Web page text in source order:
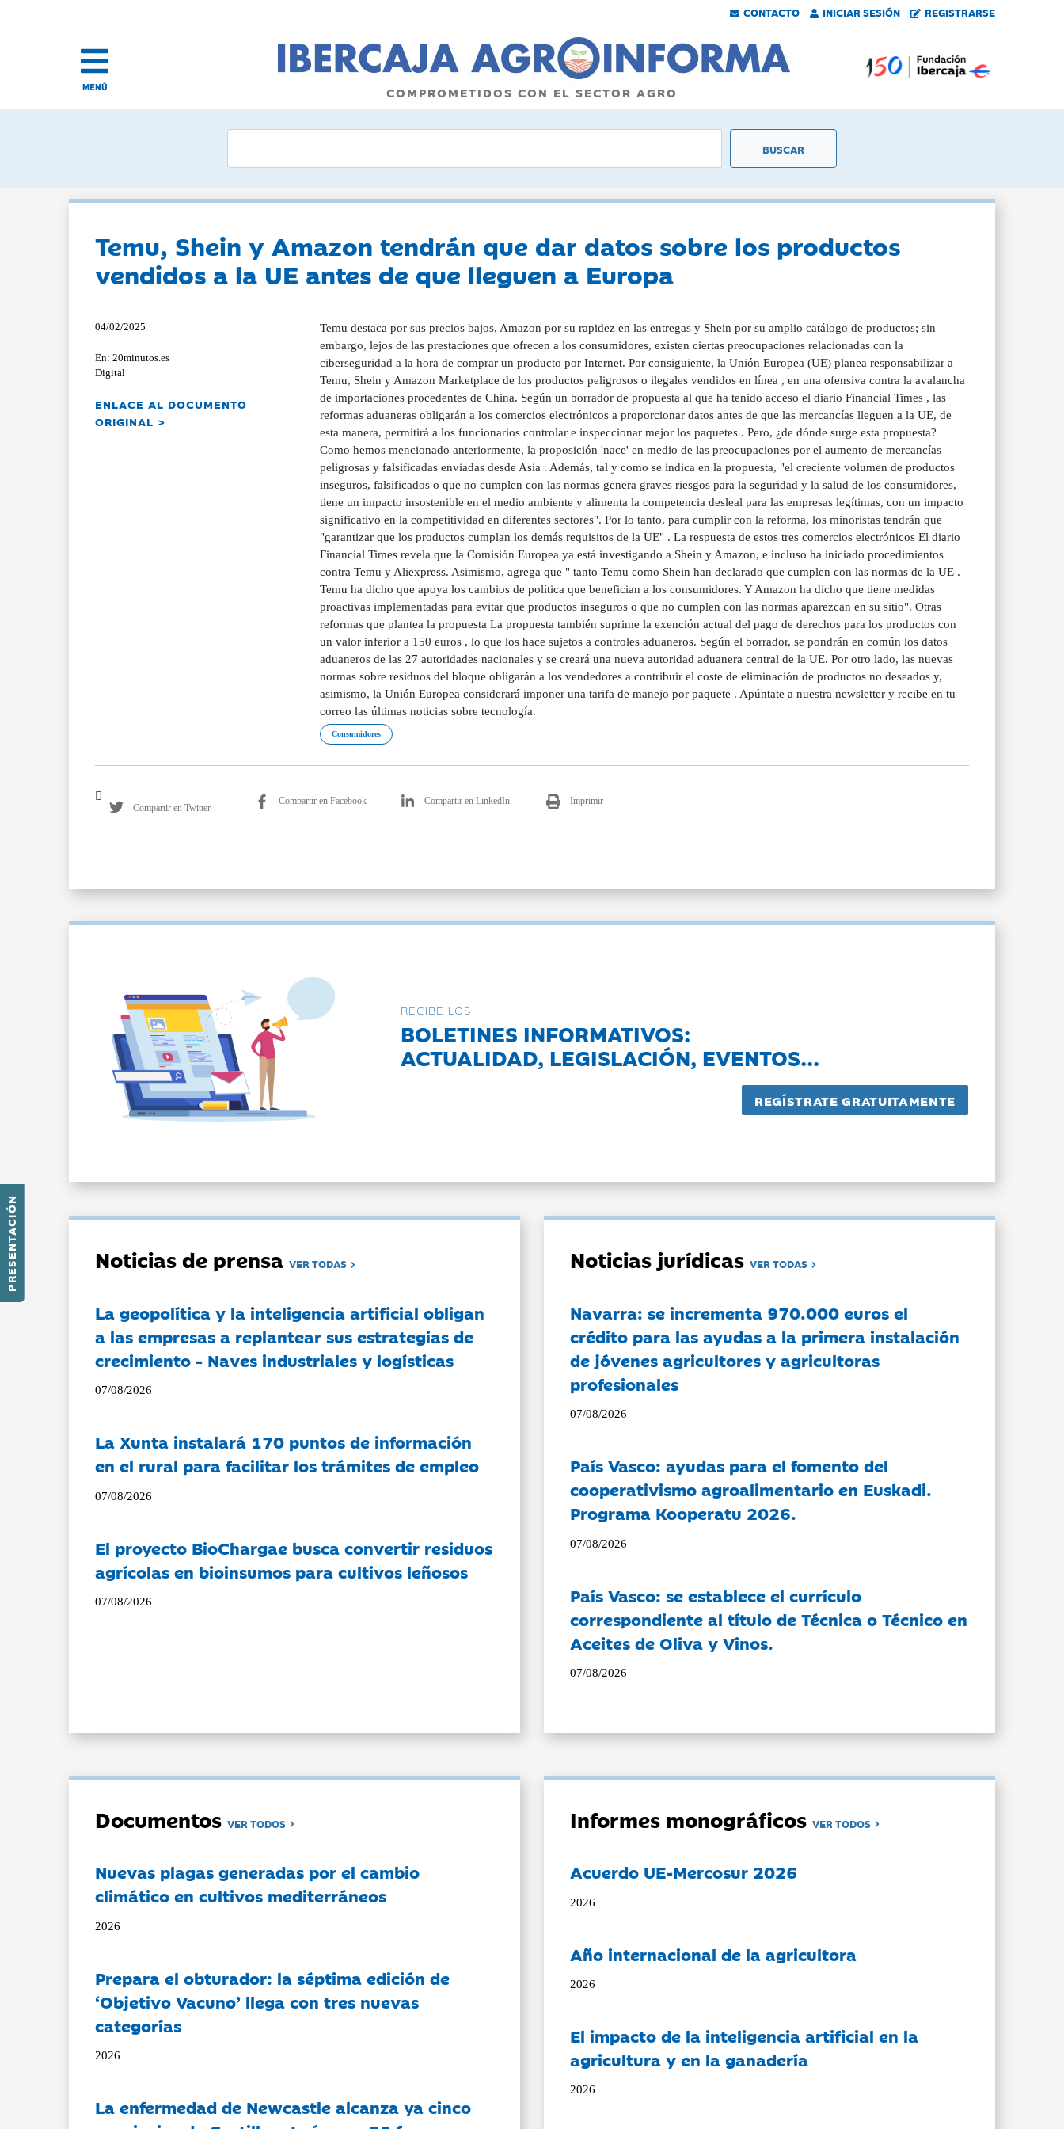
CONTACTO INICIAR SESIÓN REGISTRARSE
PRESENTACIÓN
MENÚ COMPROMETIDOS CON EL SECTOR AGRO
Temu, Shein y Amazon tendrán que dar datos sobre los productos
vendidos a la UE antes de que lleguen a Europa
04/02/2025
En: 20minutos.es
Digital
ENLACE AL DOCUMENTO
ORIGINAL >
Temu destaca por sus precios bajos, Amazon por su rapidez en las entregas y Shein por su amplio catálogo de productos; sin
embargo, lejos de las prestaciones que ofrecen a los consumidores, existen ciertas preocupaciones relacionadas con la
ciberseguridad a la hora de comprar un producto por Internet. Por consiguiente, la Unión Europea (UE) planea responsabilizar a
Temu, Shein y Amazon Marketplace de los productos peligrosos o ilegales vendidos en línea , en una ofensiva contra la avalancha
de importaciones procedentes de China. Según un borrador de propuesta al que ha tenido acceso el diario Financial Times , las
reformas aduaneras obligarán a los comercios electrónicos a proporcionar datos antes de que las mercancías lleguen a la UE, de
esta manera, permitirá a los funcionarios controlar e inspeccionar mejor los paquetes . Pero, ¿de dónde surge esta propuesta?
Como hemos mencionado anteriormente, la proposición 'nace' en medio de las preocupaciones por el aumento de mercancías
peligrosas y falsificadas enviadas desde Asia . Además, tal y como se indica en la propuesta, "el creciente volumen de productos
inseguros, falsificados o que no cumplen con las normas genera graves riesgos para la seguridad y la salud de los consumidores,
tiene un impacto insostenible en el medio ambiente y alimenta la competencia desleal para las empresas legítimas, con un impacto
significativo en la competitividad en diferentes sectores". Por lo tanto, para cumplir con la reforma, los minoristas tendrán que
"garantizar que los productos cumplan los demás requisitos de la UE" . La respuesta de estos tres comercios electrónicos El diario
Financial Times revela que la Comisión Europea ya está investigando a Shein y Amazon, e incluso ha iniciado procedimientos
contra Temu y Aliexpress. Asimismo, agrega que " tanto Temu como Shein han declarado que cumplen con las normas de la UE .
Temu ha dicho que apoya los cambios de política que benefician a los consumidores. Y Amazon ha dicho que tiene medidas
proactivas implementadas para evitar que productos inseguros o que no cumplen con las normas aparezcan en su sitio". Otras
reformas que plantea la propuesta La propuesta también suprime la exención actual del pago de derechos para los productos con
un valor inferior a 150 euros , lo que los hace sujetos a controles aduaneros. Según el borrador, se pondrán en común los datos
aduaneros de las 27 autoridades nacionales y se creará una nueva autoridad aduanera central de la UE. Por otro lado, las nuevas
normas sobre residuos del bloque obligarán a los vendedores a contribuir el coste de eliminación de productos no deseados y,
asimismo, la Unión Europea considerará imponer una tarifa de manejo por paquete . Apúntate a nuestra newsletter y recibe en tu
correo las últimas noticias sobre tecnología.
Consumidores
Compartir en Twitter
Compartir en Facebook Compartir en LinkedIn Imprimir
RECIBE LOS
BOLETINES INFORMATIVOS:
ACTUALIDAD, LEGISLACIÓN, EVENTOS...
Noticias de prensaVER TODAS
La geopolítica y la inteligencia artificial obligan
a las empresas a replantear sus estrategias de
crecimiento - Naves industriales y logísticas
07/08/2026
La Xunta instalará 170 puntos de información
en el rural para facilitar los trámites de empleo
07/08/2026
El proyecto BioChargae busca convertir residuos
agrícolas en bioinsumos para cultivos leñosos
07/08/2026
Noticias jurídicasVER TODAS
Navarra: se incrementa 970.000 euros el
crédito para las ayudas a la primera instalación
de jóvenes agricultores y agricultoras
profesionales
07/08/2026
País Vasco: ayudas para el fomento del
cooperativismo agroalimentario en Euskadi.
Programa Kooperatu 2026.
07/08/2026
País Vasco: se establece el currículo
correspondiente al título de Técnica o Técnico en
Aceites de Oliva y Vinos.
07/08/2026
DocumentosVER TODOS
Nuevas plagas generadas por el cambio
climático en cultivos mediterráneos
2026
Prepara el obturador: la séptima edición de
‘Objetivo Vacuno’ llega con tres nuevas
categorías
2026
La enfermedad de Newcastle alcanza ya cinco
Informes monográficosVER TODOS
Acuerdo UE-Mercosur 2026
2026
Año internacional de la agricultora
2026
El impacto de la inteligencia artificial en la
agricultura y en la ganadería
2026